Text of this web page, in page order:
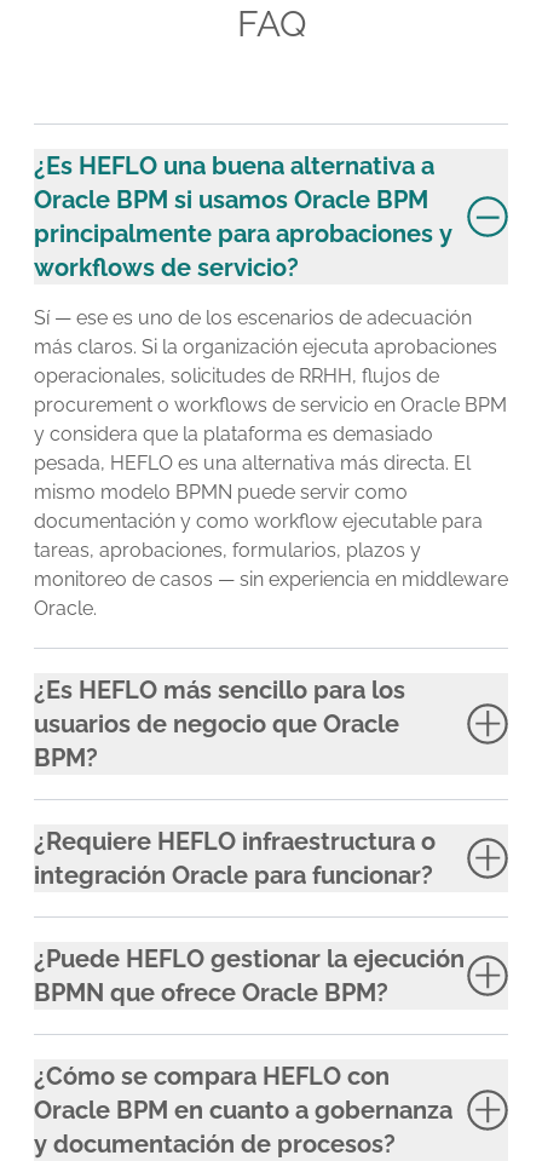
FAQ
¿Es HEFLO una buena alternativa a
Oracle BPM si usamos Oracle BPM
principalmente para aprobaciones y
workflows de servicio?
Sí — ese es uno de los escenarios de adecuación
más claros. Si la organización ejecuta aprobaciones
operacionales, solicitudes de RRHH, flujos de
procurement o workflows de servicio en Oracle BPM
y considera que la plataforma es demasiado
pesada, HEFLO es una alternativa más directa. El
mismo modelo BPMN puede servir como
documentación y como workflow ejecutable para
tareas, aprobaciones, formularios, plazos y
monitoreo de casos — sin experiencia en middleware
Oracle.
¿Es HEFLO más sencillo para los
usuarios de negocio que Oracle
BPM?
¿Requiere HEFLO infraestructura o
integración Oracle para funcionar?
¿Puede HEFLO gestionar la ejecución
BPMN que ofrece Oracle BPM?
¿Cómo se compara HEFLO con
Oracle BPM en cuanto a gobernanza
y documentación de procesos?